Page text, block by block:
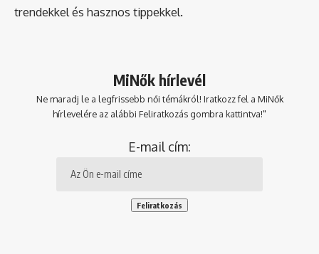
trendekkel és hasznos tippekkel.
MiNők hírlevél
Ne maradj le a legfrissebb női témákról! Iratkozz fel a MiNők
hírlevelére az alábbi Feliratkozás gombra kattintva!"
E-mail cím: